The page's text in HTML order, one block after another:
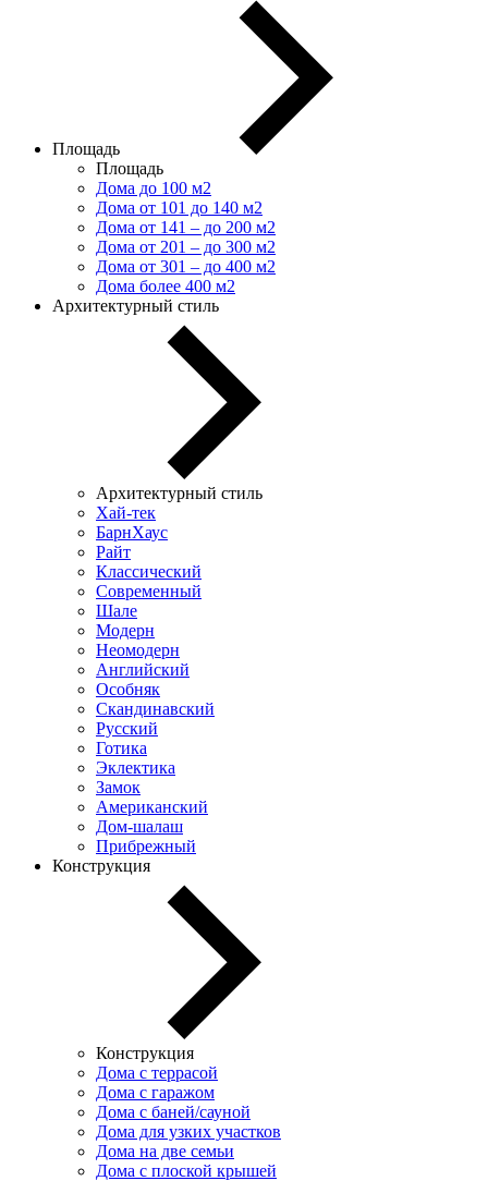
Площадь
Площадь
Дома до 100 м2
Дома от 101 до 140 м2
Дома от 141 – до 200 м2
Дома от 201 – до 300 м2
Дома от 301 – до 400 м2
Дома более 400 м2
Архитектурный стиль
Архитектурный стиль
Хай-тек
БарнХаус
Райт
Классический
Современный
Шале
Модерн
Неомодерн
Английский
Особняк
Скандинавский
Русский
Готика
Эклектика
Замок
Американский
Дом-шалаш
Прибрежный
Конструкция
Конструкция
Дома с террасой
Дома с гаражом
Дома с баней/сауной
Дома для узких участков
Дома на две семьи
Дома с плоской крышей